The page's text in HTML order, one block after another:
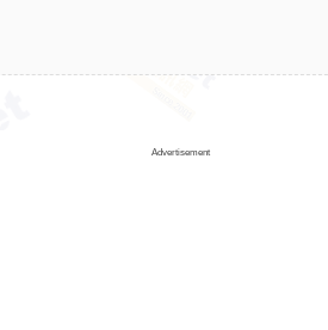
Advertisement